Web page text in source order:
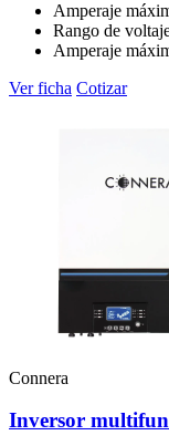
Amperaje
Rango de
Amperaje
Ver ficha Cotizar
Connera
Inversor